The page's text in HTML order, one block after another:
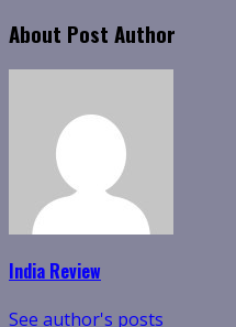
About Post Author
India Review
See author's posts